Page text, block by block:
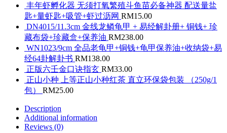
丰年虾孵化器 无须打氧繁殖斗鱼苗必备神器 配送量盐
匙+量虾匙+吸管+虾过沥网 RM15.00
DN4015/11.3cm 金线龙鳞龟甲 + 易经解卦册+ 铜钱+ 珍
藏布袋+珍藏盒+保养油 RM238.00
WN1023/9cm 全品老龟甲+铜钱+龟甲保养油+收纳袋+易
经64卦解卦书 RM138.00
正版六壬金口诀指玄 RM33.00
正山小种 上等正山小种红茶 直立环保袋包装 （250g/1
包） RM25.00
Description
Additional information
Reviews (0)